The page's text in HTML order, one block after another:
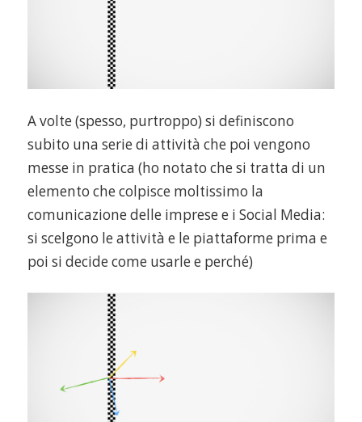
A volte (spesso, purtroppo) si definiscono
subito una serie di attività che poi vengono
messe in pratica (ho notato che si tratta di un
elemento che colpisce moltissimo la
comunicazione delle imprese e i Social Media:
si scelgono le attività e le piattaforme prima e
poi si decide come usarle e perché)